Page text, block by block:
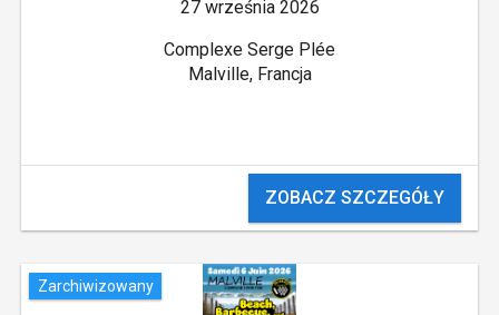
27 września 2026
Complexe Serge Plée
Malville, Francja
ZOBACZ SZCZEGÓŁY
Zarchiwizowany